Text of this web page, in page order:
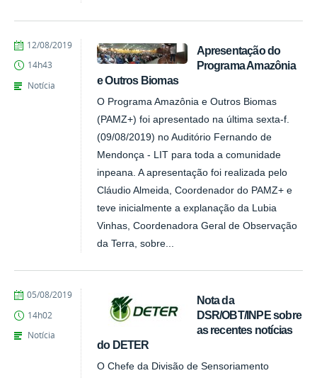
Apresentação do
Programa Amazônia
e Outros Biomas
O Programa Amazônia e Outros Biomas
(PAMZ+) foi apresentado na última sexta-f.
(09/08/2019) no Auditório Fernando de
Mendonça - LIT para toda a comunidade
inpeana. A apresentação foi realizada pelo
Cláudio Almeida, Coordenador do PAMZ+ e
teve inicialmente a explanação da Lubia
Vinhas, Coordenadora Geral de Observação
da Terra, sobre...
publicado
12/08/2019
14h43
Notícia
Nota da
DSR/OBT/INPE sobre
as recentes notícias
do DETER
O Chefe da Divisão de Sensoriamento
publicado
05/08/2019
14h02
Notícia